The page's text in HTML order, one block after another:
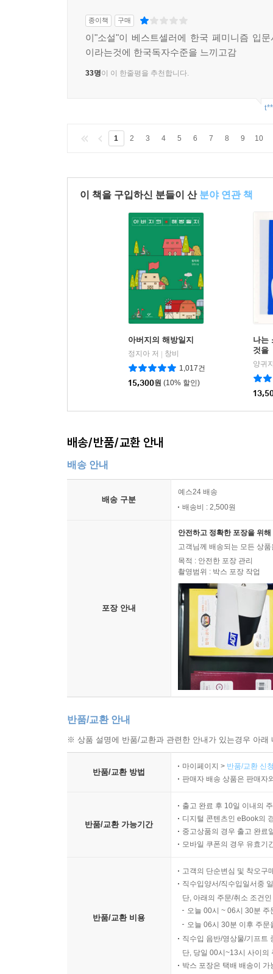
종이책 구매
이"소설"이 베스트셀러에 한국 페미니즘 입
이라는것에 한국독자수준을 느끼고감
33명이 이 한줄평을 추천합니다.
1 2 3 4 5 6 7 8 9 10
이 책을 구입하신 분들이 산 분야 연관 책
아버지의 해방일지
정지아 저
창비
1,017건
15,300원 (10% 할인)
나는
것을
양귀
배송/반품/교환 안내
배송 안내
배송 구분
예스24 배송
배송비 : 2,500원
포장 안내
안전하고 정확한 포장을 위
고객님께 배송되는 모든 상
목적 : 안전한 포장 관리
촬영범위 : 박스 포장 작업
반품/교환 안내
※ 상품 설명에 반품/교환과 관련한 안내가 있는경우 아
반품/교환 방법
마이페이지 > 반품/교환 신
판매자 배송 상품은 판매자
반품/교환 가능기간
출고 완료 후 10일 이내의
디지털 콘텐츠인 eBook의
중고상품의 경우 출고 완료
모바일 쿠폰의 경우 유효기
반품/교환 비용
고객의 단순변심 및 착오구
직수입양서/직수입일서중
단, 아래의 주문/취소 조건
오늘 00시 ~ 06시 30분
오늘 06시 30분 이후 주
직수입 음반/영상물/기프트
단, 당일 00시~13시 사이의
박스 포장은 택배 배송이